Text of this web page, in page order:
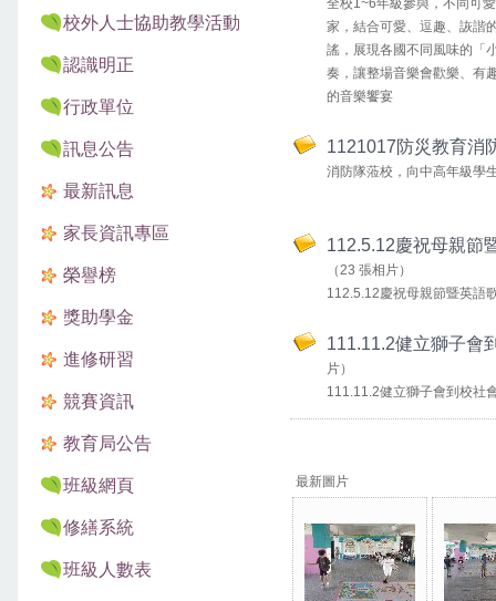
校外人士協助教學活動
認識明正
行政單位
訊息公告
最新訊息
家長資訊專區
榮譽榜
獎助學金
進修研習
競賽資訊
教育局公告
班級網頁
修繕系統
班級人數表
全校1~6年級參與，不同可
家，結合可愛、逗趣、詼諧
謠，展現各國不同風味的「
奏，讓整場音樂會歡樂、有
的音樂饗宴
1121017防災教育消
消防隊蒞校，向中高年級學
112.5.12慶祝母親節
（23 張相片）
112.5.12慶祝母親節暨英語
111.11.2健立獅子會
片）
111.11.2健立獅子會到校社
最新圖片